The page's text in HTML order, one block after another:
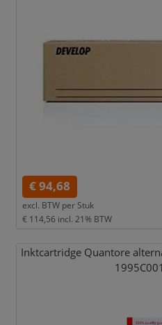
€ 94,68
excl. BTW per Stuk
€ 114,56 incl. 21% BTW
Inktcartridge Quantore